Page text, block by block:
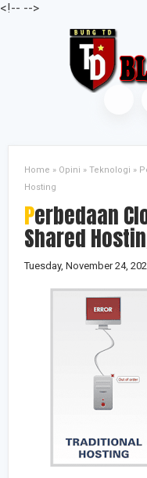
<!-- -->
Home » Opini » Teknologi »
Hosting
Perbedaan Cloud Hosting dan
Shared
Tuesday, November 24,